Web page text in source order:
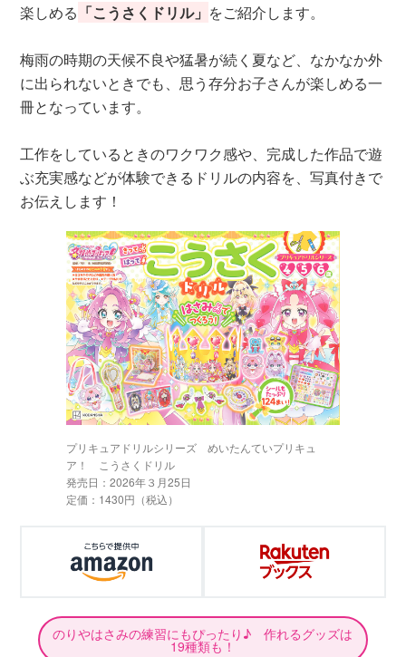
楽しめる 「こうさくドリル」 をご紹介します。
梅雨の時期の天候不良や猛暑が続く夏など、なかなか外
に出られないときでも、思う存分お子さんが楽しめる一
冊となっています。
工作をしているときのワクワク感や、完成した作品で遊
ぶ充実感などが体験できるドリルの内容を、写真付きで
お伝えします！
プリキュアドリルシリーズ めいたんていプリキュ
ア！ こうさくドリル
発売日：2026年３月25日
定価：1430円（税込）
のりやはさみの練習にもぴったり♪ 作れるグッズは
19種類も！